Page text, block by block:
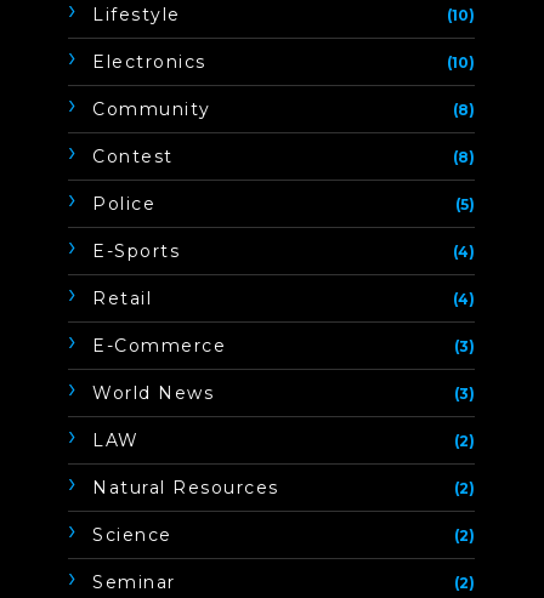
Lifestyle (10)
Electronics (10)
Community (8)
Contest (8)
Police (5)
E-Sports (4)
Retail (4)
E-Commerce (3)
World News (3)
LAW (2)
Natural Resources (2)
Science (2)
Seminar (2)